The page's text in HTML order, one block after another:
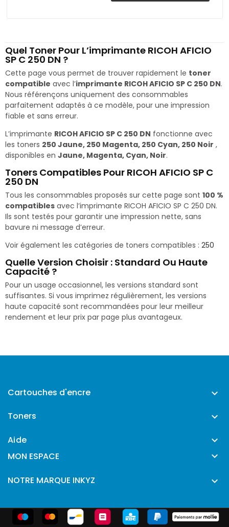
Quel Toner Pour L’imprimante RICOH AFICIO
SP C 250 DN ?
Cette page vous permet de trouver rapidement le toner
compatible avec l’imprimante RICOH AFICIO SP C 250 DN.
Nous référençons uniquement des consommables
parfaitement adaptés à ce modèle, pour une impression
fiable et sans erreur.
L’imprimante RICOH AFICIO SP C 250 DN fonctionne avec
les toners 250 Jaune, 250 Magenta, 250 Cyan, 250 Noir ,
disponibles en Jaune, Magenta, Cyan, Noir.
Toners Compatibles Pour RICOH AFICIO SP C
250 DN
Tous les consommables proposés sur cette page sont 100 %
compatibles avec l’imprimante RICOH AFICIO SP C 250 DN.
Ils sont testés pour garantir une impression nette, sans
bavure ni message d’erreur.
Voir également les catégories de toners compatibles : 250
Quelle Version Choisir : Standard Ou Haute
Capacité ?
Pour un usage occasionnel, les versions standard sont
suffisantes. Si vous imprimez régulièrement, les versions
haute capacité sont recommandées pour leur meilleur
rendement et leur prix par page plus avantageux.
Cartouches d'encre 
Toners 
Aide 
MON ESPACE 
NOTRE MARQUE INKYZ 